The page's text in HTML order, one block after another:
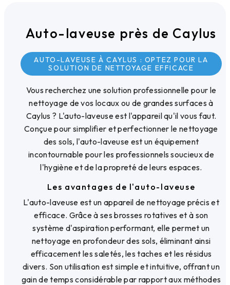
Auto-laveuse près de Caylus
AUTO-LAVEUSE À CAYLUS : OPTEZ POUR LA
SOLUTION DE NETTOYAGE EFFICACE
Vous recherchez une solution professionnelle pour le
nettoyage de vos locaux ou de grandes surfaces à
Caylus ? L'auto-laveuse est l'appareil qu'il vous faut.
Conçue pour simplifier et perfectionner le nettoyage
des sols, l'auto-laveuse est un équipement
incontournable pour les professionnels soucieux de
l'hygiène et de la propreté de leurs espaces.
Les avantages de l'auto-laveuse
L'auto-laveuse est un appareil de nettoyage précis et
efficace. Grâce à ses brosses rotatives et à son
système d'aspiration performant, elle permet un
nettoyage en profondeur des sols, éliminant ainsi
efficacement les saletés, les taches et les résidus
divers. Son utilisation est simple et intuitive, offrant un
gain de temps considérable par rapport aux méthodes